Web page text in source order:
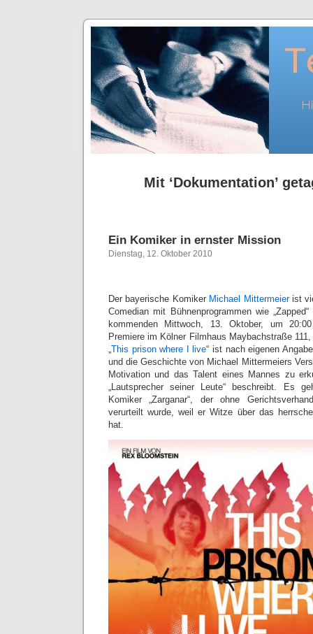
Mit ‘Dokumentation’
Ein Komiker in ernster Mission
Dienstag, 12. Oktober 2010
Der bayerische Komiker Michael Mittermeierist
Comedian mit Bühnenprogrammen wie
kommenden Mittwoch, 13. Oktober, um
Premiere im Kölner Filmhaus Maybachstraße
„This prison where I live“ ist nach eigenen
und die Geschichte von Michael Mittermeiers
Motivation und das Talent eines Mannes zu
„Lautsprecher seiner Leute“ beschreibt. Es
Komiker „Zarganar“, der ohne
verurteilt wurde, weil er Witze über das
hat.